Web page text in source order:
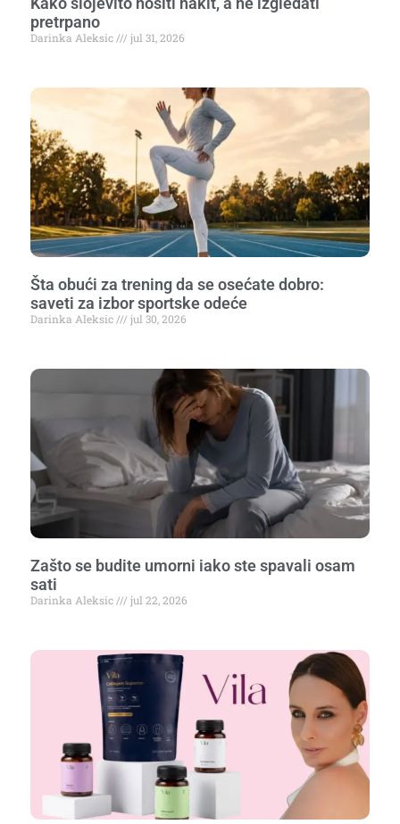
pretrpano
Darinka Aleksic jul 31, 2026
Šta obući za trening da se osećate dobro:
saveti za izbor sportske odeće
Darinka Aleksic jul 30, 2026
Zašto se budite umorni iako ste spavali osam
sati
Darinka Aleksic jul 22, 2026